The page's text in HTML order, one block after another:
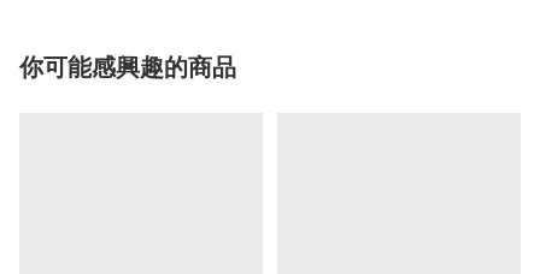
你可能感興趣的商品